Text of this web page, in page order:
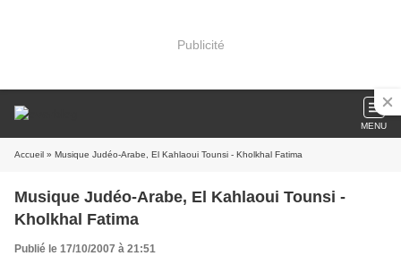
Publicité
MENU
Accueil » Musique Judéo-Arabe, El Kahlaoui Tounsi - Kholkhal Fatima
Musique Judéo-Arabe, El Kahlaoui Tounsi -
Kholkhal Fatima
Publié le 17/10/2007 à 21:51